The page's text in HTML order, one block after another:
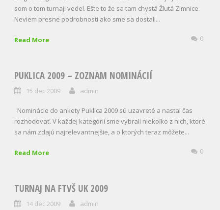
som o tom turnaji vedel. Ešte to že sa tam chystá Žlutá Zimnice.
Neviem presne podrobnosti ako sme sa dostali...
Read More 0
PUKLICA 2009 – ZOZNAM NOMINÁCIÍ
15 dec 2009 admin
Nominácie do ankety Puklica 2009 sú uzavreté a nastal čas
rozhodovať. V každej kategórii sme vybrali niekoľko z nich, ktoré
sa nám zdajú najrelevantnejšie, a o ktorých teraz môžete...
Read More 0
TURNAJ NA FTVŠ UK 2009
14 dec 2009 admin